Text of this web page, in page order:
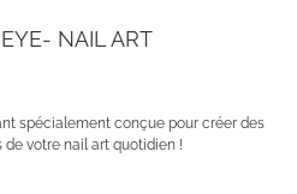
NAIL ART
spécialement conçue pour créer des
votre nail art quotidien !